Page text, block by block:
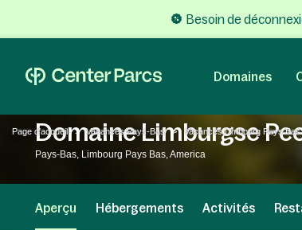
Besoin de
Domaines
Page d'accueil Vacances Pays-Bas Vacances Limbourg Pays Bas
Domaine Limburgse
Pays-Bas, Limbourg Pays Bas, America
Aperçu Hébergements Activités